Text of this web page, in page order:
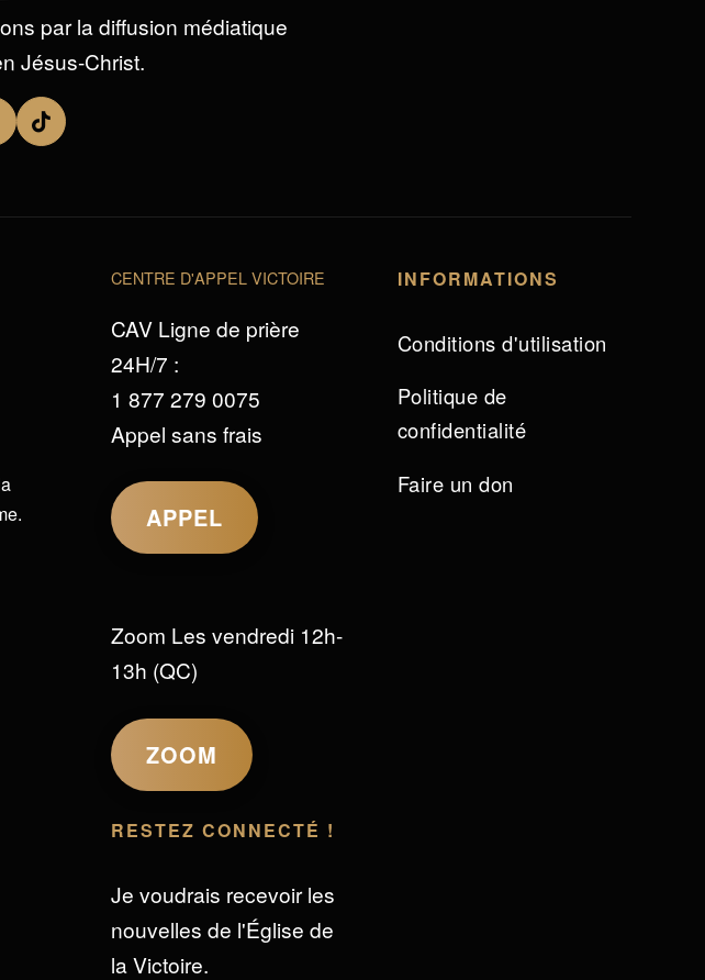
par la diffusion médiatique
Jésus-Christ.
CENTRE D'APPEL VICTOIRE
CAV Ligne de prière
24H/7 :
1 877 279 0075
Appel sans frais
APPEL
Zoom Les vendredi 12h-
13h (QC)
ZOOM
RESTEZ CONNECTÉ !
Je voudrais recevoir les
nouvelles de l'Église de
la Victoire.
INFORMATIONS
Conditions d'utilisation
Politique de
confidentialité
Faire un don